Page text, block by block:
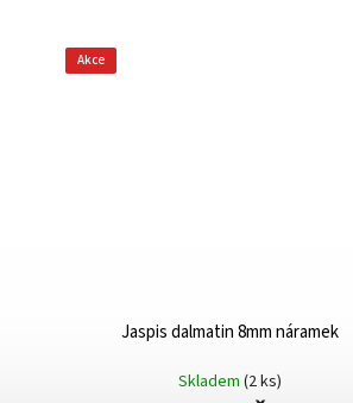
Akce
Jaspis dalmatin 8mm náramek
Skladem (2 ks)